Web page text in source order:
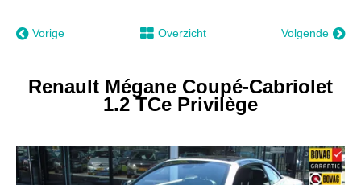
Vorige Overzicht Volgende
Renault Mégane Coupé-Cabriolet
1.2 TCe Privilège